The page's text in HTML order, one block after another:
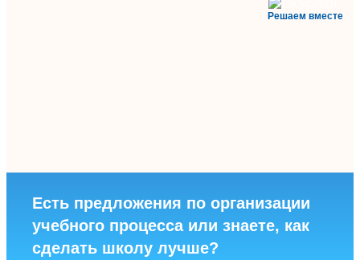
Решаем вместе
Есть предложения по организации
учебного процесса или знаете, как
сделать школу лучше?